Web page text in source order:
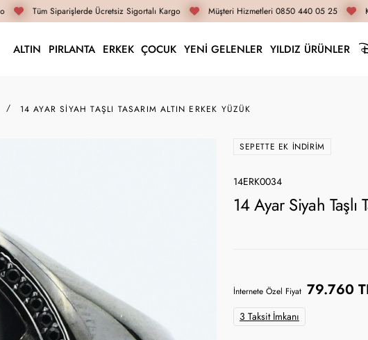
Tüm Siparişlerde Ücretsiz Sigortalı Kargo Müşteri Hizmetleri 0850 440 05 25
ALTIN PIRLANTA ERKEK ÇOCUK YENİ GELENLER YILDIZ ÜRÜNLER
14 AYAR SIYAH TAŞLI TASARIM ALTIN ERKEK YÜZÜK
SEPETTE EK İNDIRIM
14ERK0034
14 Ayar Siyah Taşlı
İnternete Özel Fiyat 79.760
3 Taksit İmkanı